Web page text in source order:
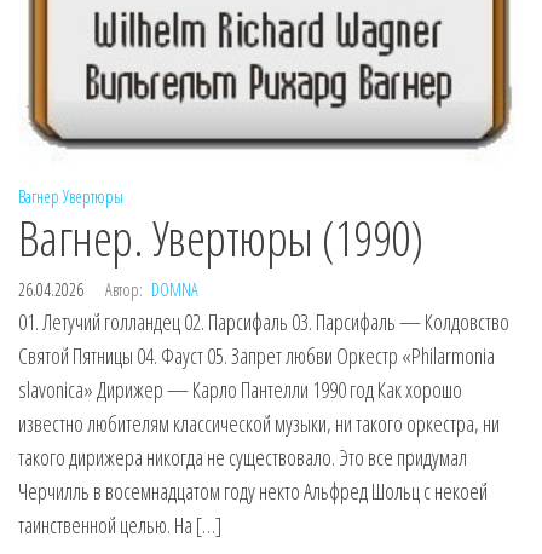
Вагнер Увертюры
Вагнер. Увертюры (1990)
26.04.2026 Автор: DOMNA
01. Летучий голландец 02. Парсифаль 03. Парсифаль — Колдовство
Святой Пятницы 04. Фауст 05. Запрет любви Оркестр «Philarmonia
slavonica» Дирижер — Карло Пантелли 1990 год Как хорошо
известно любителям классической музыки, ни такого оркестра, ни
такого дирижера никогда не существовало. Это все придумал
Черчилль в восемнадцатом году некто Альфред Шольц с некоей
таинственной целью. На […]